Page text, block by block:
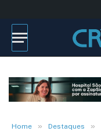
Home » Destaques »